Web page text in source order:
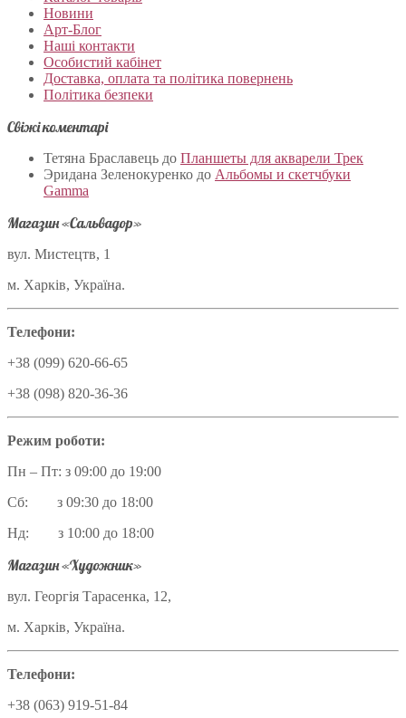
Новини
Арт-Блог
Наші контакти
Особистий кабінет
Доставка, оплата та політика повернень
Політика безпеки
Свіжі коментарі
Тетяна Браславець до Планшеты для акварели Трек
Эридана Зеленокуренко до Альбомы и скетчбуки
Gamma
Магазин «Сальвадор»
вул. Мистецтв, 1
м. Харків, Україна.
Телефони:
+38 (099) 620-66-65
+38 (098) 820-36-36
Режим роботи:
Пн – Пт: з 09:00 до 19:00
Сб: з 09:30 до 18:00
Нд: з 10:00 до 18:00
Магазин «Художник»
вул. Георгія Тарасенка, 12,
м. Харків, Україна.
Телефони:
+38 (063) 919-51-84